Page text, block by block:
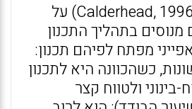
בסקירת מחקר (Calderhead, 1996) על
בתהליך התכנון
מפתח לפיהם תכנון:
כשהכוונה היא לתכנון
בינוני ולטווח קצר